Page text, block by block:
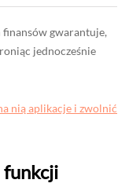
gwarantuje,
jednocześnie
nią aplikacje i zwolnić